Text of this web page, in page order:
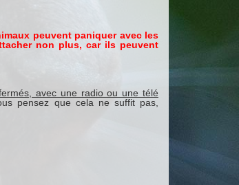
peuvent paniquer avec les
non plus, car ils peuvent
avec une radio ou une télé
pensez que cela ne suffit pas,